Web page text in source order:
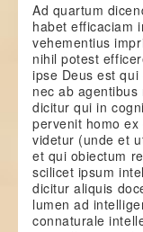
Ad quartum
habet efficaciam
vehementius
nihil potest
ipse Deus est
nec ab
dicitur qui in
pervenit homo
videtur (unde et
et qui obiectum
scilicet ipsum
dicitur aliquis
lumen ad
connaturale